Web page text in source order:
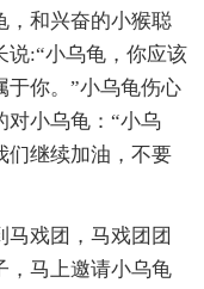
，和兴奋的小猴聪
说:“小乌龟，你应该
于你。”小乌龟伤心
对小乌龟：“小乌
们继续加油，不要
戏团，马戏团团
，马上邀请小乌龟